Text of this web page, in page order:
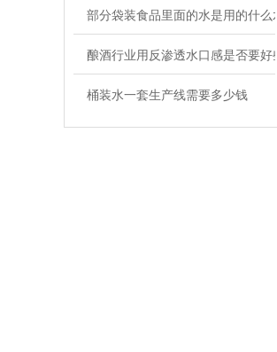
部分袋装食品里面的水是用的什么水
酿酒行业用反渗透水口感是否要好些
桶装水一套生产线需要多少钱